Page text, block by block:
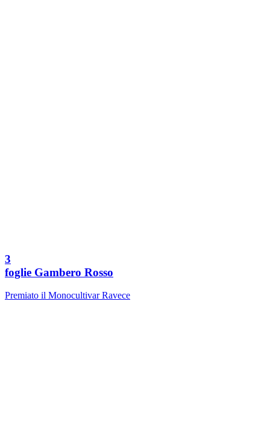
3
foglie Gambero Rosso
Premiato il Monocultivar Ravece